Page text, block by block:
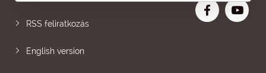
RSS feliratkozás
English version